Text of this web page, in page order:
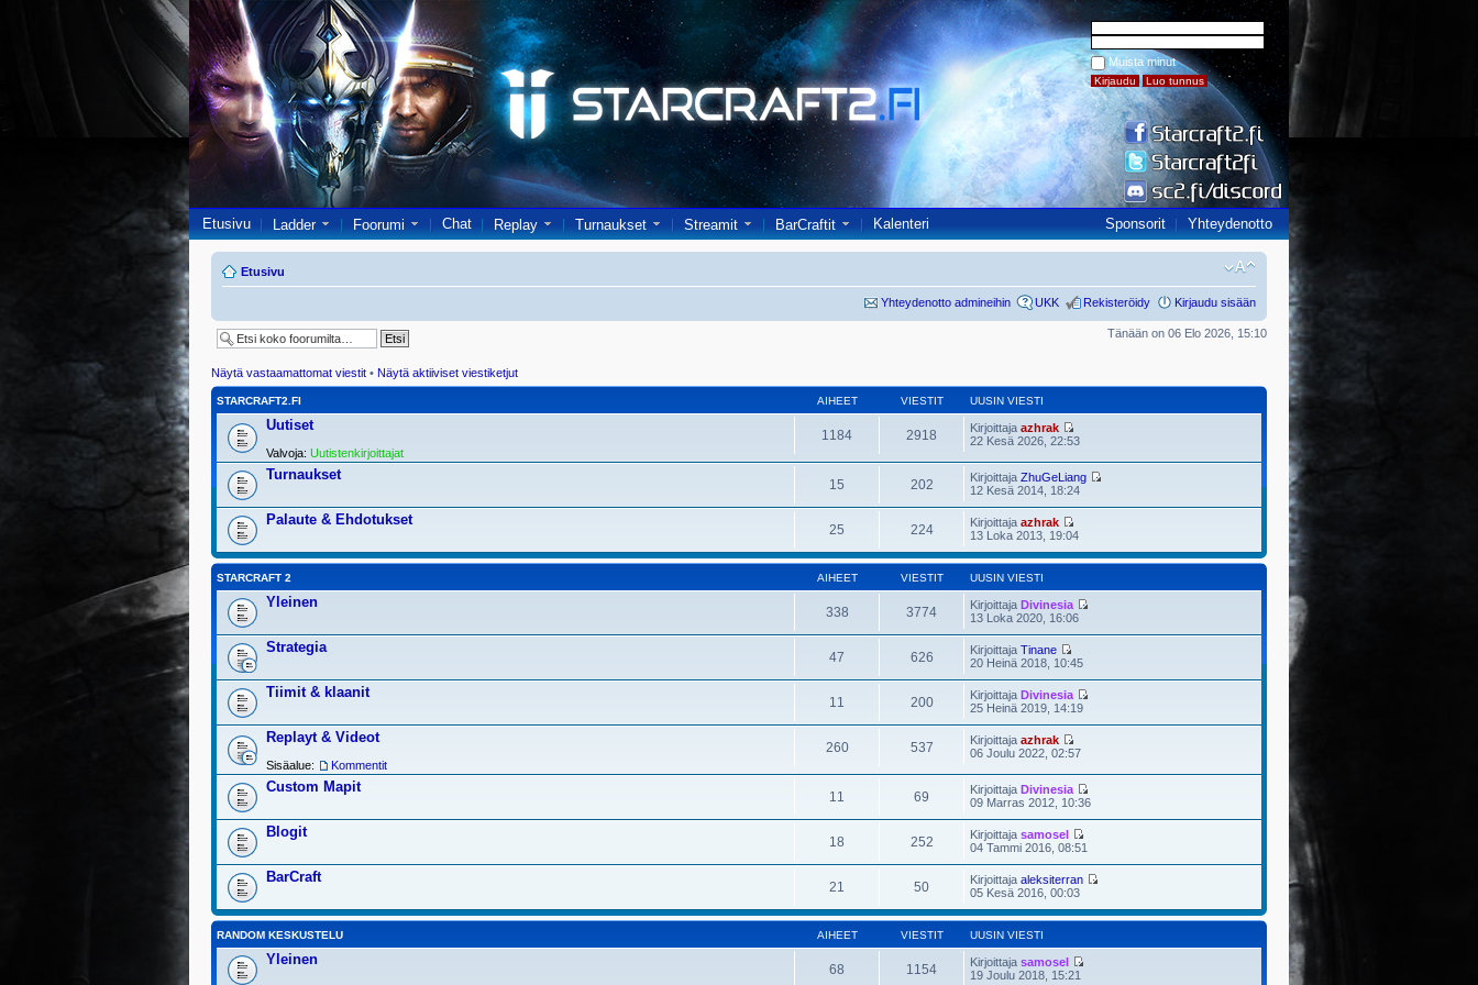
Muista minut
Etusivu Ladder Foorumi Chat Replay Turnaukset Streamit BarCraftit Kalenteri Sponsorit Yhteydenotto
Etusivu
Yhteydenotto admineihin UKK Rekisteröidy Kirjaudu sisään
Tänään on 06 Elo 2026, 15:10
Näytä vastaamattomat viestit • Näytä aktiiviset viestiketjut
STARCRAFT2.FI AIHEET VIESTIT UUSIN VIESTI
Uutiset
Valvoja: Uutistenkirjoittajat
1184 2918 Kirjoittaja azhrak
22 Kesä 2026, 22:53
Turnaukset
15 202 Kirjoittaja ZhuGeLiang
12 Kesä 2014, 18:24
Palaute & Ehdotukset
25 224 Kirjoittaja azhrak
13 Loka 2013, 19:04
STARCRAFT 2 AIHEET VIESTIT UUSIN VIESTI
Yleinen
338 3774 Kirjoittaja Divinesia
13 Loka 2020, 16:06
Strategia
47 626 Kirjoittaja Tinane
20 Heinä 2018, 10:45
Tiimit & klaanit
11 200 Kirjoittaja Divinesia
25 Heinä 2019, 14:19
Replayt & Videot
Sisäalue: Kommentit
260 537 Kirjoittaja azhrak
06 Joulu 2022, 02:57
Custom Mapit
11 69 Kirjoittaja Divinesia
09 Marras 2012, 10:36
Blogit
18 252 Kirjoittaja samosel
04 Tammi 2016, 08:51
BarCraft
21 50 Kirjoittaja aleksiterran
05 Kesä 2016, 00:03
RANDOM KESKUSTELU AIHEET VIESTIT UUSIN VIESTI
Yleinen
68 1154 Kirjoittaja samosel
19 Joulu 2018, 15:21